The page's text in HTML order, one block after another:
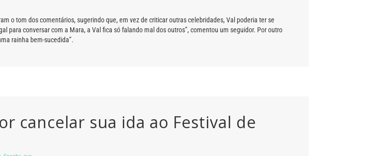
o tom dos comentários, sugerindo que, em vez de criticar outras celebridades, Val poderia ter se
para conversar com a Mara, a Val fica só falando mal dos outros”, comentou um seguidor. Por outro
rainha bem-sucedida”.
cancelar sua ida ao Festival de